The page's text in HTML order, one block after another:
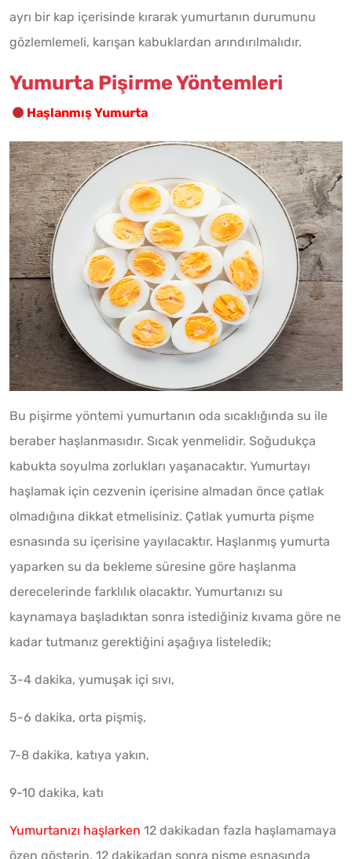
ayrı bir kap içerisinde kırarak yumurtanın durumunu
gözlemlemeli, karışan kabuklardan arındırılmalıdır.
Yumurta Pişirme Yöntemleri
Haşlanmış Yumurta
Bu pişirme yöntemi yumurtanın oda sıcaklığında su ile
beraber haşlanmasıdır. Sıcak yenmelidir. Soğudukça
kabukta soyulma zorlukları yaşanacaktır. Yumurtayı
haşlamak için cezvenin içerisine almadan önce çatlak
olmadığına dikkat etmelisiniz. Çatlak yumurta pişme
esnasında su içerisine yayılacaktır. Haşlanmış yumurta
yaparken su da bekleme süresine göre haşlanma
derecelerinde farklılık olacaktır. Yumurtanızı su
kaynamaya başladıktan sonra istediğiniz kıvama göre ne
kadar tutmanız gerektiğini aşağıya listeledik;
3-4 dakika, yumuşak içi sıvı,
5-6 dakika, orta pişmiş,
7-8 dakika, katıya yakın,
9-10 dakika, katı
Yumurtanızı haşlarken 12 dakikadan fazla haşlamamaya
özen gösterin. 12 dakikadan sonra pişme esnasında